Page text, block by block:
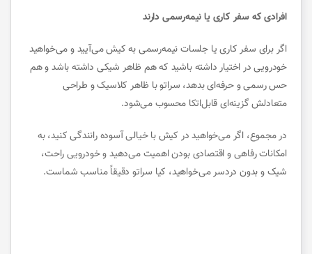
افرادی که سفر کاری یا نیمه‌رسمی دارند
اگر برای سفر کاری یا جلسات نیمه‌رسمی به کیش می‌آیید و می‌خواهید
خودرویی در اختیار داشته باشید که هم ظاهر شیکی داشته باشد و هم
حس رسمی و حرفه‌ای بدهد، سراتو با ظاهر کلاسیک و طراحی
متعادلش گزینه‌ای قابل‌اتکا محسوب می‌شود.
در مجموع، اگر می‌خواهید در کیش با خیالی آسوده رانندگی کنید، به
امکانات رفاهی و اقتصادی بودن اهمیت می‌دهید و خودرویی راحت،
شیک و بدون دردسر می‌خواهید، کیا سراتو دقیقاً مناسب شماست.